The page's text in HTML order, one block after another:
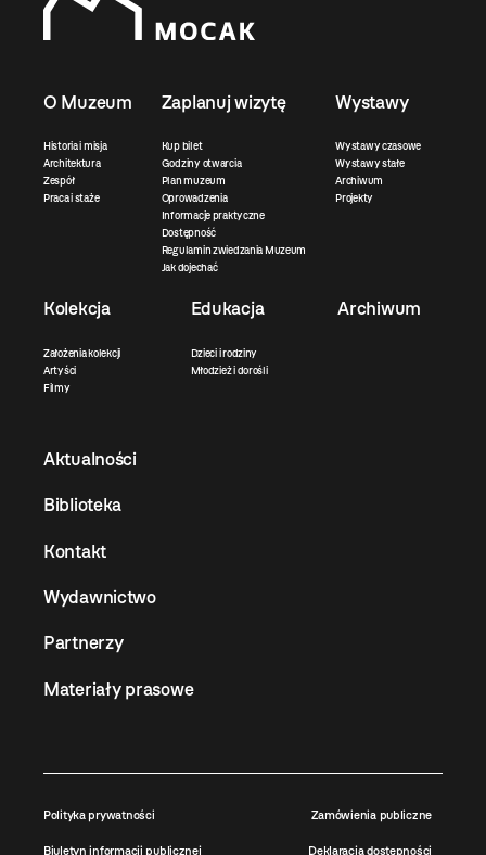
O Muzeum
Historia i misja
Architektura
Zespół
Praca i staże
Zaplanuj wizytę
Kup bilet
Godziny otwarcia
Plan muzeum
Oprowadzenia
Informacje praktyczne
Dostępność
Regulamin zwiedzania Muzeum
Jak dojechać
Wystawy
Wystawy czasowe
Wystawy stałe
Archiwum
Projekty
Kolekcja
Założenia kolekcji
Artyści
Filmy
Edukacja
Dzieci i rodziny
Młodzież i dorośli
Archiwum
Aktualności
Biblioteka
Kontakt
Wydawnictwo
Partnerzy
Materiały prasowe
Polityka prywatności Zamówienia publiczne
Biuletyn informacji publicznej Deklaracja dostępności